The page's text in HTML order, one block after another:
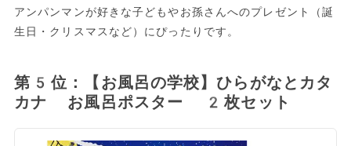
アンパンマンが好きな子どもやお孫さんへのプレゼント（誕
生日・クリスマスなど）にぴったりです。
第5位：【お風呂の学校】ひらがなとカタ
カナ お風呂ポスター 2枚セット